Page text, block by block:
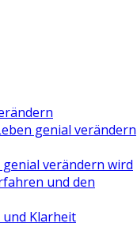
genial verändern
verändern wird
und den
Klarheit